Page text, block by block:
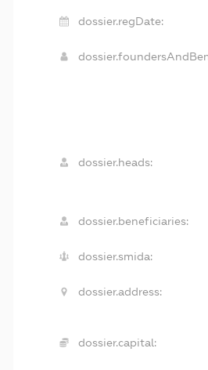
dossier.regDate:
dossier.heads:
dossier.beneficiaries:
dossier.smida:
dossier.address:
dossier.capital: